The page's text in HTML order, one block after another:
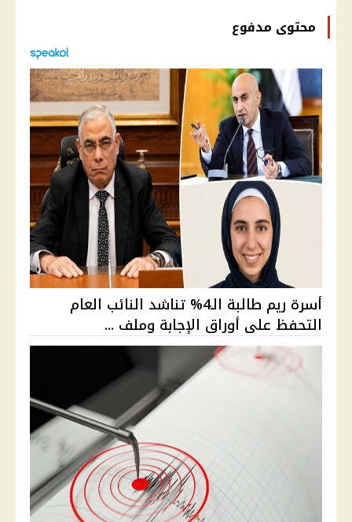
محتوى مدفوع
أسرة ريم طالبة الـ4% تناشد النائب العام
التحفظ على أوراق الإجابة وملف ...